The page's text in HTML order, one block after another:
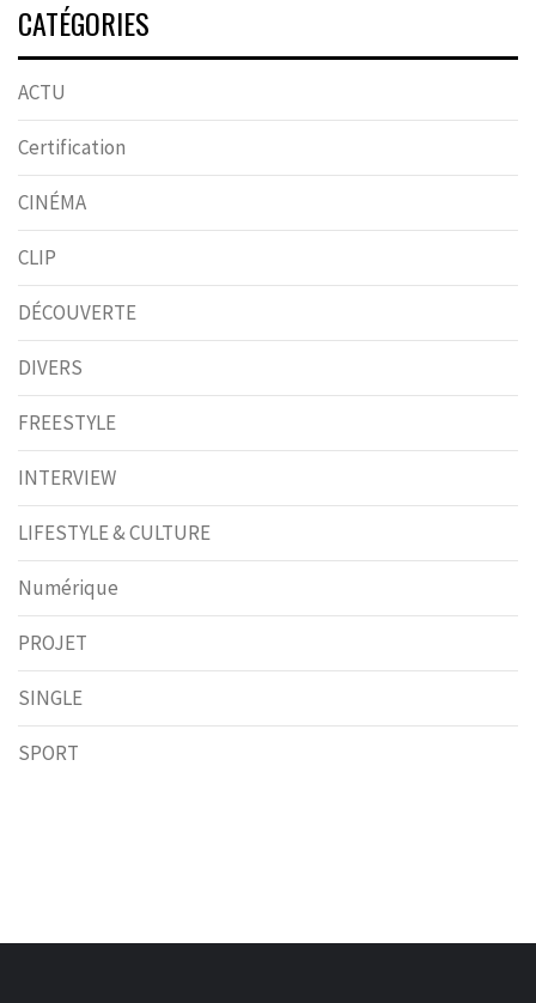
CATÉGORIES
ACTU
Certification
CINÉMA
CLIP
DÉCOUVERTE
DIVERS
FREESTYLE
INTERVIEW
LIFESTYLE & CULTURE
Numérique
PROJET
SINGLE
SPORT